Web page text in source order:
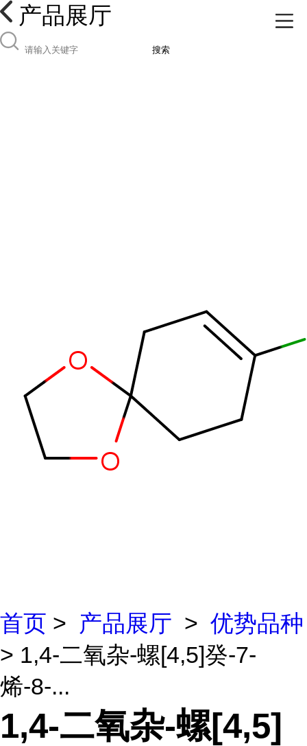
产品展厅
搜索
首页 > 产品展厅 > 优势品种
> 1,4-二氧杂-螺[4,5]癸-7-
烯-8-...
1,4-二氧杂-螺[4,5]